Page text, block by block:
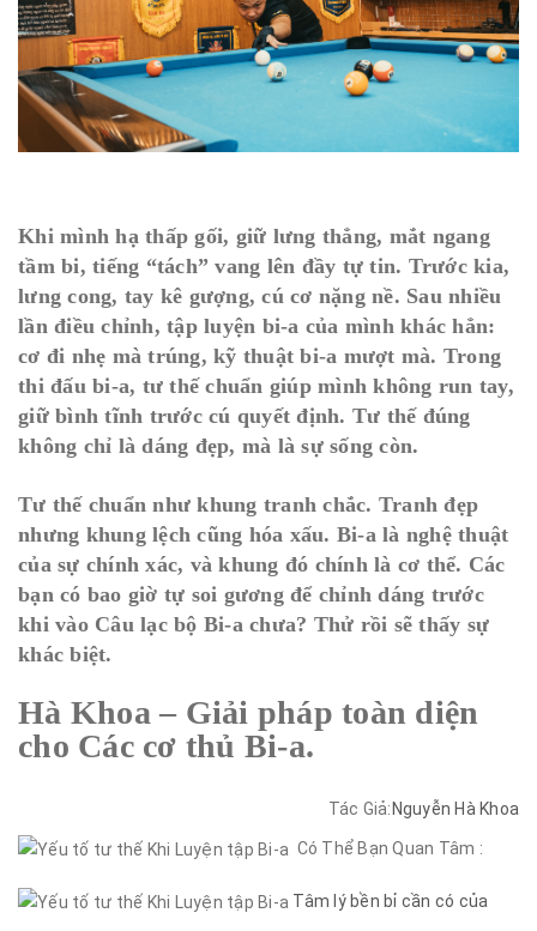
Khi mình hạ thấp gối, giữ lưng thẳng, mắt ngang
tầm bi, tiếng “tách” vang lên đầy tự tin. Trước kia,
lưng cong, tay kê gượng, cú cơ nặng nề. Sau nhiều
lần điều chỉnh, tập luyện bi-a của mình khác hẳn:
cơ đi nhẹ mà trúng, kỹ thuật bi-a mượt mà. Trong
thi đấu bi-a, tư thế chuẩn giúp mình không run tay,
giữ bình tĩnh trước cú quyết định. Tư thế đúng
không chỉ là dáng đẹp, mà là sự sống còn.
Tư thế chuẩn như khung tranh chắc. Tranh đẹp
nhưng khung lệch cũng hóa xấu. Bi-a là nghệ thuật
của sự chính xác, và khung đó chính là cơ thể. Các
bạn có bao giờ tự soi gương để chỉnh dáng trước
khi vào Câu lạc bộ Bi-a chưa? Thử rồi sẽ thấy sự
khác biệt.
Hà Khoa – Giải pháp toàn diện
cho Các cơ thủ Bi-a.
Tác Giả: Nguyễn Hà Khoa
Có Thể Bạn Quan Tâm :
Tâm lý bền bỉ cần có của